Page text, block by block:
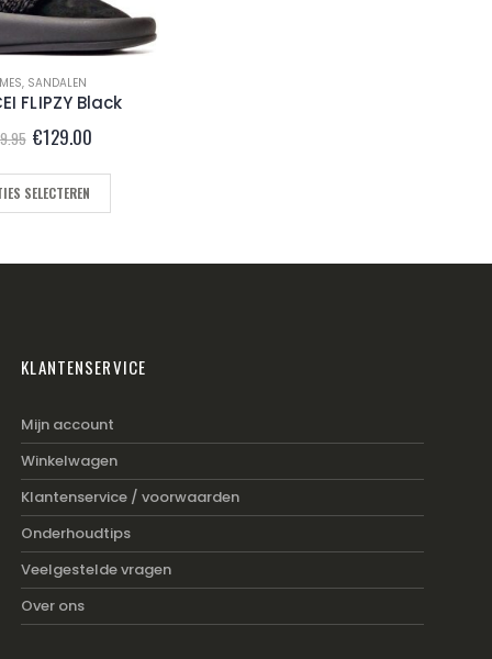
, SANDALEN
FLIPZY Black
Oorspronkelijke
prijs
was:
€169.95.
€129.00
is:
SELECTEREN
KLANTENSERVICE
Mijn account
Winkelwagen
Klantenservice / voorwaarden
Onderhoudtips
Veelgestelde vragen
Over ons